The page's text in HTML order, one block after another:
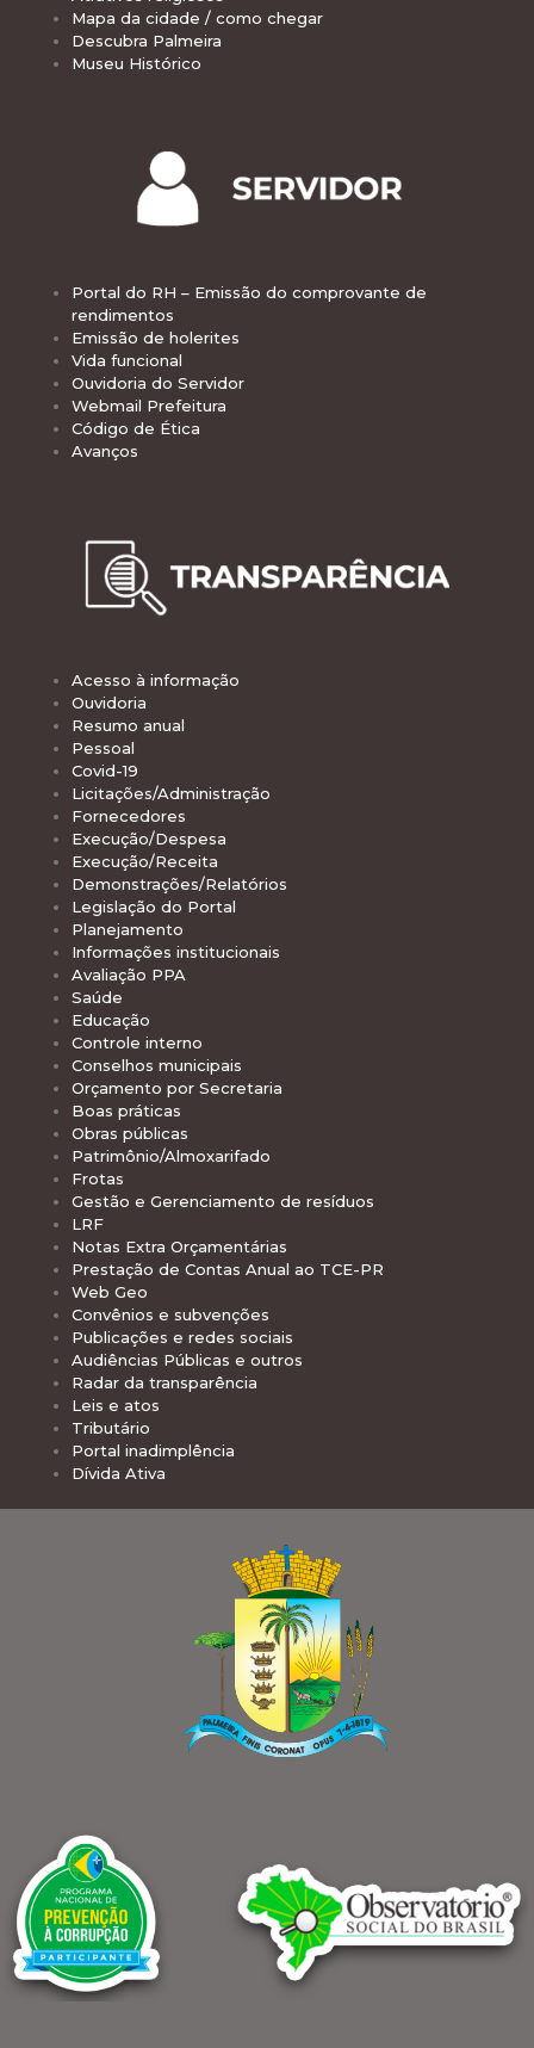
Mapa da cidade / como chegar
Descubra Palmeira
Museu Histórico
Portal do RH – Emissão do comprovante de
rendimentos
Emissão de holerites
Vida funcional
Ouvidoria do Servidor
Webmail Prefeitura
Código de Ética
Avanços
Acesso à informação
Ouvidoria
Resumo anual
Pessoal
Covid-19
Licitações/Administração
Fornecedores
Execução/Despesa
Execução/Receita
Demonstrações/Relatórios
Legislação do Portal
Planejamento
Informações institucionais
Avaliação PPA
Saúde
Educação
Controle interno
Conselhos municipais
Orçamento por Secretaria
Boas práticas
Obras públicas
Patrimônio/Almoxarifado
Frotas
Gestão e Gerenciamento de resíduos
LRF
Notas Extra Orçamentárias
Prestação de Contas Anual ao TCE-PR
Web Geo
Convênios e subvenções
Publicações e redes sociais
Audiências Públicas e outros
Radar da transparência
Leis e atos
Tributário
Portal inadimplência
Dívida Ativa